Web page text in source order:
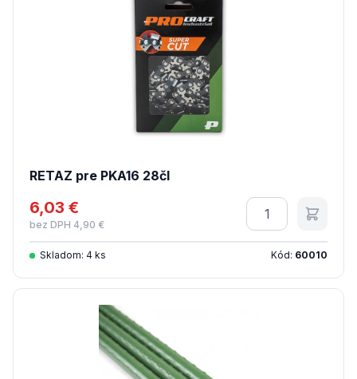
RETAZ pre PKA16 28čl
6,03 €
bez DPH 4,90 €
Množstvo
Skladom: 4 ks Kód: 60010